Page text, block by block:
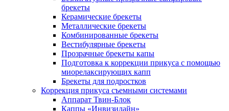
брекеты
Керамические брекеты
Металлические брекеты
Комбинированные брекеты
Вестибулярные брекеты
Прозрачные брекеты капы
Подготовка к коррекции прикуса с помощью
миорелаксирующих капп
Брекеты для подростков
Коррекция прикуса съемными системами
Аппарат Твин-Блок
Каппы «Инвизилайн»